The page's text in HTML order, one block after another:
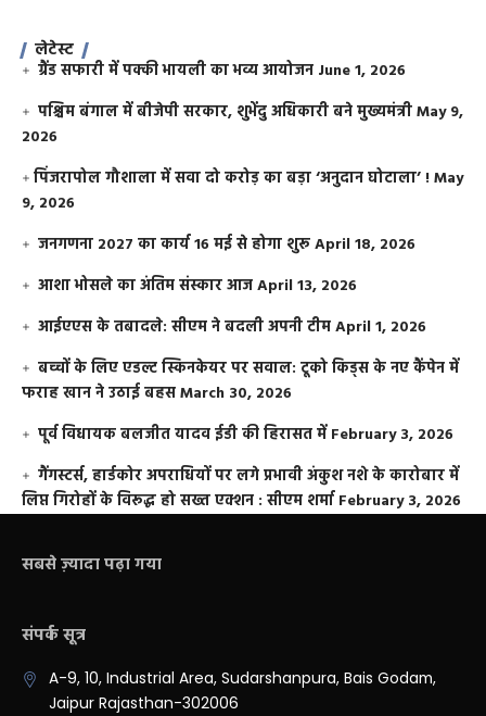
लेटेस्ट
ग्रैंड सफारी में पक्की भायली का भव्य आयोजन June 1, 2026
पश्चिम बंगाल में बीजेपी सरकार, शुभेंदु अधिकारी बने मुख्यमंत्रीMay 9,
2026
​पिंजरापोल गौशाला में सवा दो करोड़ का बड़ा ‘अनुदान घोटाला’ !May
9, 2026
जनगणना 2027 का कार्य 16 मई से होगा शुरूApril 18, 2026
आशा भोसले का अंतिम संस्कार आजApril 13, 2026
आईएएस के तबादले: सीएम ने बदली अपनी टीमApril 1, 2026
बच्चों के लिए एडल्ट स्किनकेयर पर सवाल: टूको किड्स के नए कैंपेन में
फराह खान ने उठाई बहसMarch 30, 2026
पूर्व विधायक बलजीत यादव ईडी की हिरासत में February 3, 2026
गैंगस्टर्स, हार्डकोर अपराधियों पर लगे प्रभावी अंकुश नशे के कारोबार में
लिप्त गिरोहों के विरूद्ध हो सख्त एक्शन : सीएम शर्मा February 3, 2026
सबसे ज़्यादा पढ़ा गया
संपर्क सूत्र
A-9, 10, Industrial Area, Sudarshanpura, Bais Godam,
Jaipur Rajasthan-302006